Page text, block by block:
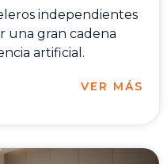
independientes
una gran cadena
artificial.
VER MÁS